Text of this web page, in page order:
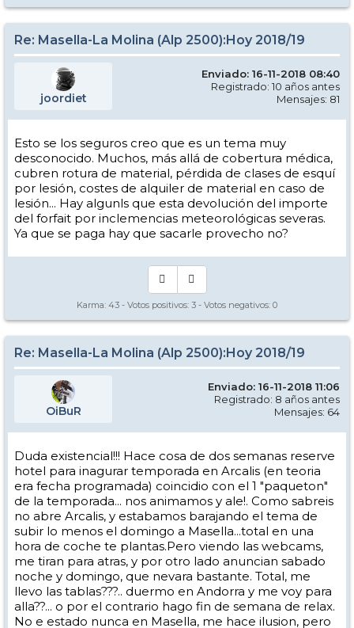
Re: Masella-La Molina (Alp 2500):Hoy 2018/19
joordiet
Enviado: 16-11-2018 08:40
Registrado: 10 años antes
Mensajes: 81
Esto se los seguros creo que es un tema muy
desconocido. Muchos, más allá de cobertura médica,
cubren rotura de material, pérdida de clases de esquí
por lesión, costes de alquiler de material en caso de
lesión... Hay algunls que esta devolución del importe
del forfait por inclemencias meteorológicas severas.
Ya que se paga hay que sacarle provecho no?
Karma: 43 - Votos positivos: 3 - Votos negativos: 0
Re: Masella-La Molina (Alp 2500):Hoy 2018/19
OiBuR
Enviado: 16-11-2018 11:06
Registrado: 8 años antes
Mensajes: 64
Duda existencial!!! Hace cosa de dos semanas reserve
hotel para inagurar temporada en Arcalis (en teoria
era fecha programada) coincidio con el 1 "paqueton"
de la temporada... nos animamos y ale!. Como sabreis
no abre Arcalis, y estabamos barajando el tema de
subir lo menos el domingo a Masella...total en una
hora de coche te plantas.Pero viendo las webcams,
me tiran para atras, y por otro lado anuncian sabado
noche y domingo, que nevara bastante. Total, me
llevo las tablas???.. duermo en Andorra y me voy para
alla??... o por el contrario hago fin de semana de relax.
No e estado nunca en Masella, me hace ilusion, pero